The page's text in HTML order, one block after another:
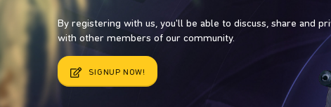
By registering with us, you'll be able to discuss, share and
with other members of our community.
SIGNUP NOW!